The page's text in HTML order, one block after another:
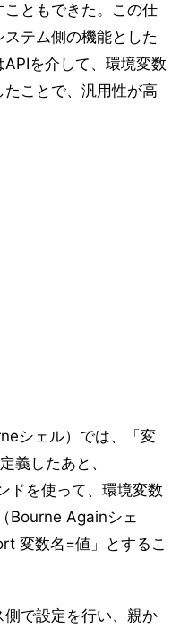
こともできた。この仕
テム側の機能とした
を介して、環境変数
ことで、汎用性が高
シェル）では、「変
義したあと、
ドを使って、環境変数
Bourne Againシェ
変数名=値」とするこ
で設定を行い、親か